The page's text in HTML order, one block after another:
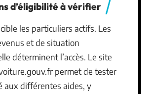
d’éligibilité à vérifier
les particuliers actifs. Les
et de situation
déterminent l’accès. Le site
permet de tester
aux différentes aides, y